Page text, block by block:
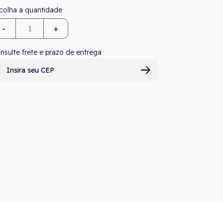
- +
frete e prazo de entrega